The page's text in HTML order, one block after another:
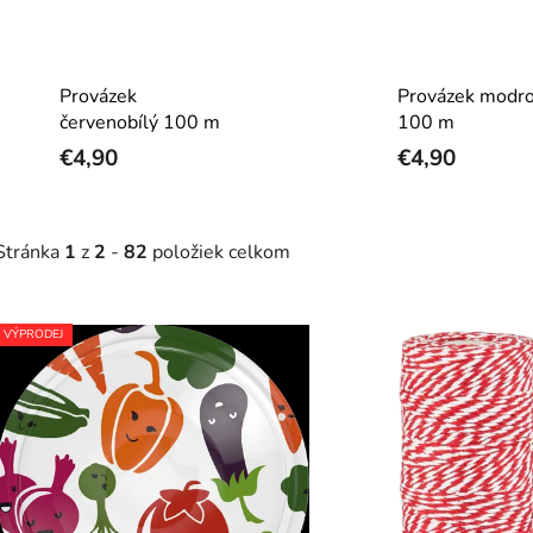
Provázek
červenobílý 100 m
€4,90
Provázek
100 m
€4,90
1 z 2 - 82 položiek celkom
VÝPRODEJ